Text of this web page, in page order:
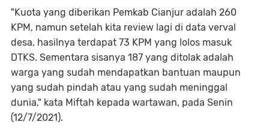
"Kuota yang diberikan Pemkab Cianjur adalah 260
KPM, namun setelah kita review lagi di data verval
desa, hasilnya terdapat 73 KPM yang lolos masuk
DTKS. Sementara sisanya 187 yang ditolak adalah
warga yang sudah mendapatkan bantuan maupun
yang sudah pindah atau yang sudah meninggal
dunia," kata Miftah kepada wartawan, pada Senin
(12/7/2021).